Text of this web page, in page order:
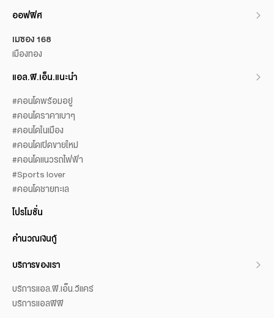
ออฟฟิศ
เมซอง 168
เมืองทอง
แอล.พี.เอ็น.แนะนำ
#คอนโดพร้อมอยู่
#คอนโดราคาเบาๆ
#คอนโดในเมือง
#คอนโดเปิดขายใหม่
#คอนโดแนวรถไฟฟ้า
#Sports lover
#คอนโดชายทะเล
โปรโมชั่น
คำนวณเงินกู้
บริการของเรา
บริการแอล.พี.เอ็น.วีแคร์
บริการแอลพีพี